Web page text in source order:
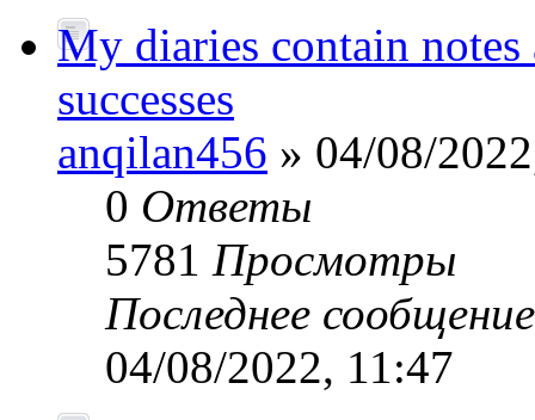
My diaries contain notes
successes
anqilan456 » 04/08/
0 Ответы
5781 Просмотры
Последнее
04/08/2022, 11:47